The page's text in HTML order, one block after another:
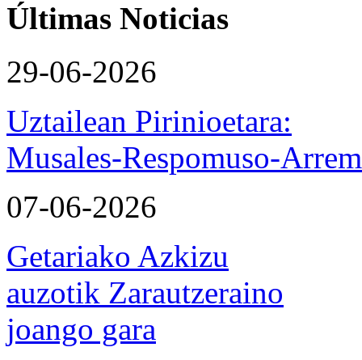
Últimas Noticias
29-06-2026
Uztailean Pirinioetara:
Musales-Respomuso-
07-06-2026
Getariako Azkizu
auzotik Zarautzeraino
joango gara